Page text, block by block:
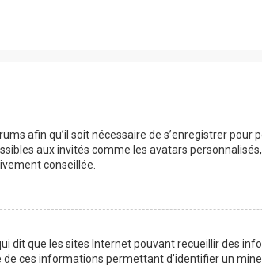
afin qu’il soit nécessaire de s’enregistrer pour
aux invités comme les avatars
conseillée.
dit que les sites Internet pouvant recueillir des
ces informations permettant d’identifier un